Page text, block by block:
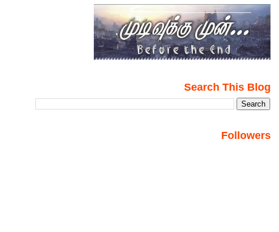
Search This Blog
Followers